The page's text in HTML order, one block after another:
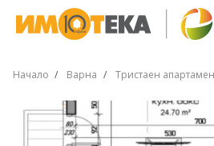
Начало Варна Тристаен